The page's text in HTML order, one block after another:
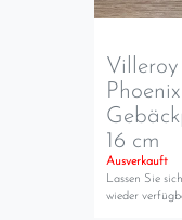
16 cm
Ausverkauft
Lassen Sie
wieder